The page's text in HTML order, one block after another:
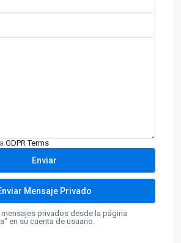
GDPR Terms
privados desde la página
en su cuenta de usuario.